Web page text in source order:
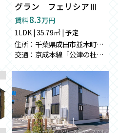
グラン フェリシアⅢ
賃料8.3万円
1LDK | 35.79㎡ | 予定
住所：千葉県成田市並木町１３６-２８
交通：京成本線「公津の杜」駅 徒歩27分